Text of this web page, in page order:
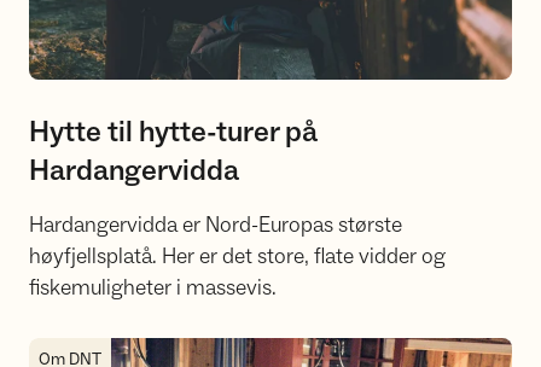
Hytte til hytte-turer på
Hardangervidda
Hardangervidda er Nord-Europas største
høyfjellsplatå. Her er det store, flate vidder og
fiskemuligheter i massevis.
DNT-turer på Hardangervidda
Om DNT